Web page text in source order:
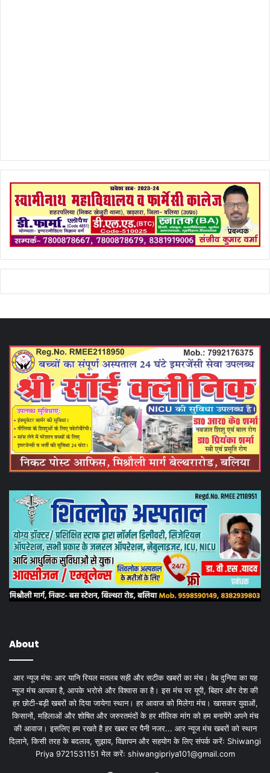
About
आर न्यूज मंचः आर यानि रियल मतलब सही और सटीक खबरों का मंच। वेब दुनिया का यह
न्यूज मंच आपका है, आपके भरोसे और विश्वास का है। इस मंच पर यूपी, बिहार और देश की
हर छोटी-बड़ी खबरों को दिया जायेगा स्थान। हर आवाज को मिलेगा मंच। खासकर युवाओं,
किसानों, महिलाओं और शोषित और जरुरतमंदों के हर मौलिक मांग को हम बनायेंगे अपने मंच
की आवाज। इसलिए हम रखते है हर खबर पर पैनी नजर... आर न्यूज मंच खबरों को स्थान
दिलाने, किसी तरह के बदलाव, सुझाव, विज्ञापन और सहयोग के लिए संपर्क करेंः Shiwangi
Priya 9721531151 मेल करेंः shiwangipriya101@gmail.com